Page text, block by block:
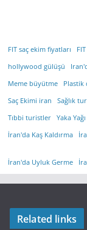
FIT saç ekim fiyatları
hollywood gülüşü
Meme büyütme
Plastik
Saç Ekimi iran
Sağlık
Tıbbi turistler
Yaka
İran'da Kaş Kaldırma
İran'da Uyluk Germe
Related links